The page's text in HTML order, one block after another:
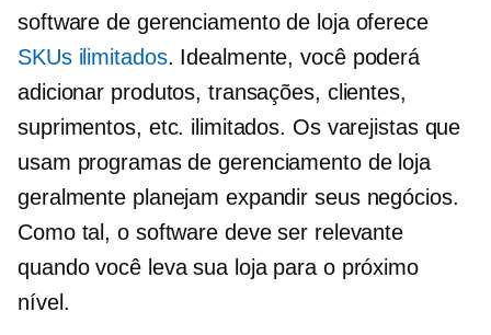
software de gerenciamento de loja oferece
SKUs ilimitados. Idealmente, você poderá
adicionar produtos, transações, clientes,
suprimentos, etc. ilimitados. Os varejistas que
usam programas de gerenciamento de loja
geralmente planejam expandir seus negócios.
Como tal, o software deve ser relevante
quando você leva sua loja para o próximo
nível.